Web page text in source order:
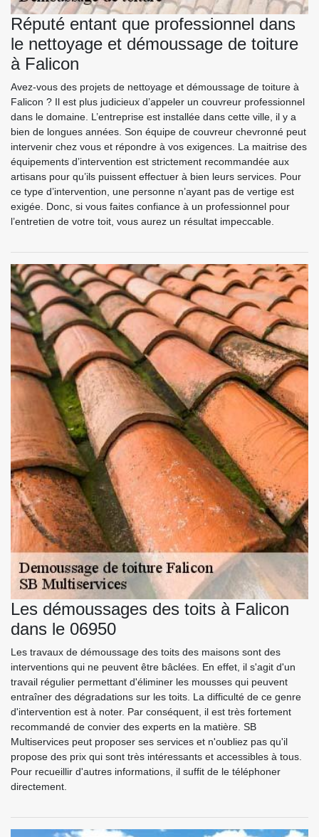
Réputé entant que professionnel dans
le nettoyage et démoussage de toiture
à Falicon
Avez-vous des projets de nettoyage et démoussage de toiture à
Falicon ? Il est plus judicieux d’appeler un couvreur professionnel
dans le domaine. L’entreprise est installée dans cette ville, il y a
bien de longues années. Son équipe de couvreur chevronné peut
intervenir chez vous et répondre à vos exigences. La maitrise des
équipements d’intervention est strictement recommandée aux
artisans pour qu’ils puissent effectuer à bien leurs services. Pour
ce type d’intervention, une personne n’ayant pas de vertige est
exigée. Donc, si vous faites confiance à un professionnel pour
l’entretien de votre toit, vous aurez un résultat impeccable.
Les démoussages des toits à Falicon
dans le 06950
Les travaux de démoussage des toits des maisons sont des
interventions qui ne peuvent être bâclées. En effet, il s'agit d'un
travail régulier permettant d'éliminer les mousses qui peuvent
entraîner des dégradations sur les toits. La difficulté de ce genre
d'intervention est à noter. Par conséquent, il est très fortement
recommandé de convier des experts en la matière. SB
Multiservices peut proposer ses services et n'oubliez pas qu'il
propose des prix qui sont très intéressants et accessibles à tous.
Pour recueillir d'autres informations, il suffit de le téléphoner
directement.